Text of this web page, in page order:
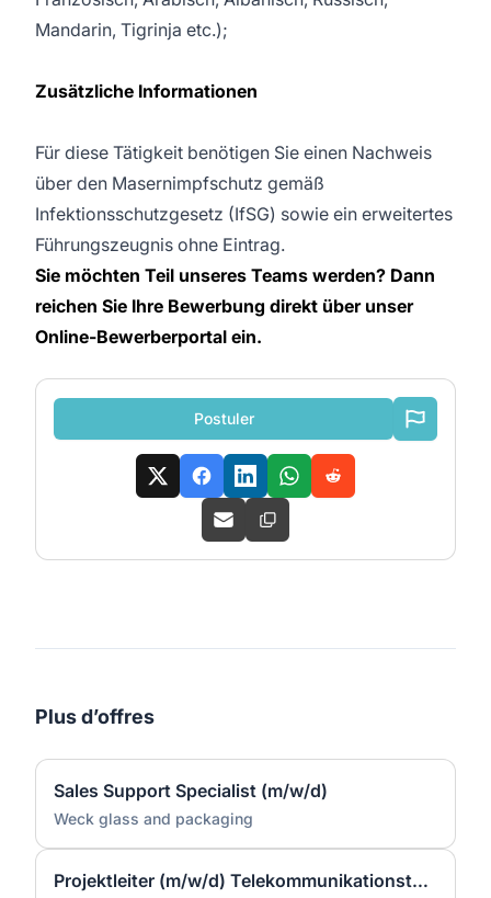
Mandarin, Tigrinja etc.);
Zusätzliche Informationen
Für diese Tätigkeit benötigen Sie einen Nachweis
über den Masernimpfschutz gemäß
Infektionsschutzgesetz (IfSG) sowie ein erweitertes
Führungszeugnis ohne Eintrag.
Sie möchten Teil unseres Teams werden? Dann
reichen Sie Ihre Bewerbung direkt über unser
Online-Bewerberportal ein.
Postuler
Plus d’offres
Sales Support Specialist (m/w/d)
Weck glass and packaging
Projektleiter (m/w/d) Telekommunikationstechnik